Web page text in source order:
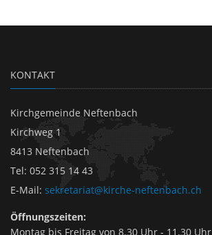
KONTAKT
Kirchgemeinde Neftenbach
Kirchweg 1
8413 Neftenbach
Tel: 052 315 14 43
E-Mail: sekretariat@kirche-neftenbach.ch
Öffnungszeiten:
Montag bis Freitag von 8.30 Uhr - 11.30 Uhr